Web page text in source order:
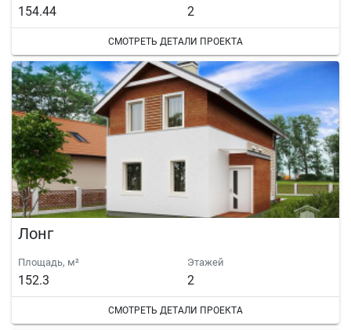
154.44 2
СМОТРЕТЬ ДЕТАЛИ ПРОЕКТА
Лонг
Площадь, м²
152.3
Этажей
2
СМОТРЕТЬ ДЕТАЛИ ПРОЕКТА